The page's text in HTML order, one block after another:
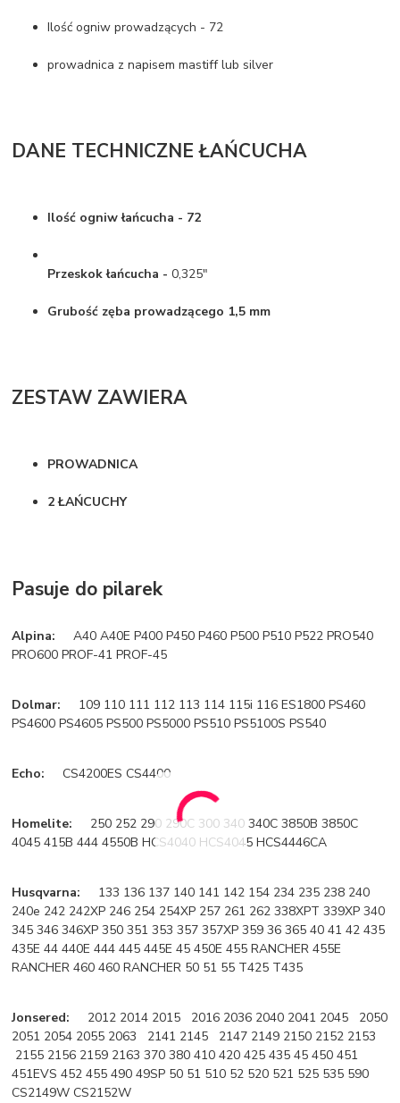
Ilość ogniw prowadzących - 72
prowadnica z napisem mastiff lub silver
DANE TECHNICZNE ŁAŃCUCHA
Ilość ogniw łańcucha - 72
Przeskok łańcucha -0,325"
Grubość zęba prowadzącego 1,5 mm
ZESTAW ZAWIERA
PROWADNICA
2 ŁAŃCUCHY
Pasuje do pilarek
Alpina:A40 A40E P400 P450 P460 P500 P510 P522 PRO540
PRO600 PROF-41 PROF-45
Dolmar: 109 110 111 112 113 114 115i 116 ES1800 PS460
PS4600 PS4605 PS500 PS5000 PS510 PS5100S PS540
Echo:CS4200ES CS4400
Homelite: 250 252 290 290C 300 340 340C 3850B 3850C
4045 415B 444 4550B HCS4040 HCS4045 HCS4446CA
Husqvarna: 133 136 137 140 141 142 154 234 235 238 240
240e 242 242XP 246 254 254XP 257 261 262 338XPT 339XP 340
345 346 346XP 350 351 353 357 357XP 359 36 365 40 41 42 435
435E 44 440E 444 445 445E 45 450E 455 RANCHER 455E
RANCHER 460 460 RANCHER 50 51 55 T425 T435
Jonsered: 2012 2014 2015 2016 2036 2040 2041 2045 2050
2051 2054 2055 2063 2141 2145 2147 2149 2150 2152 2153
2155 2156 2159 2163 370 380 410 420 425 435 45 450 451
451EVS 452 455 490 49SP 50 51 510 52 520 521 525 535 590
CS2149W CS2152W